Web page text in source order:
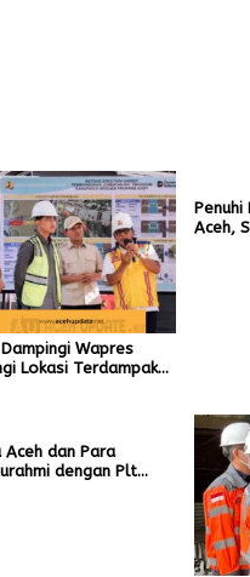
Wapres
Lokasi Terdampak
Penuhi
Aceh,
Aceh dan Para
dengan Plt